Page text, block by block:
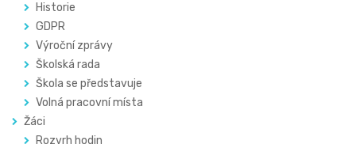
Historie
GDPR
Výroční zprávy
Školská rada
Škola se představuje
Volná pracovní místa
Žáci
Rozvrh hodin